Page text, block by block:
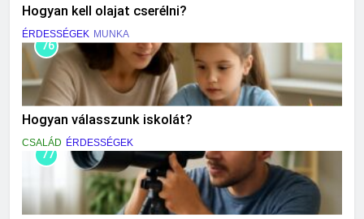
Hogyan kell olajat cserélni?
ÉRDESSÉGEK MUNKA
76
Hogyan válasszunk iskolát?
CSALÁD ÉRDESSÉGEK
77